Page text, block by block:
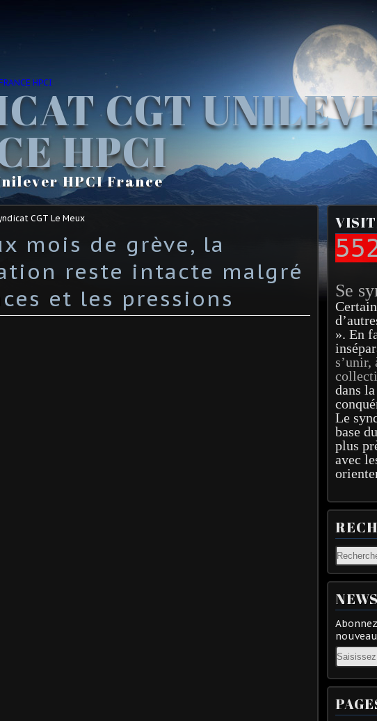
CGT
HPCI
HPCI France
CGT Le Meux
mois de grève, la
reste intacte malgré
et les pressions
Se
». En
s’unir,
dans
Le
base
plus
avec
Email